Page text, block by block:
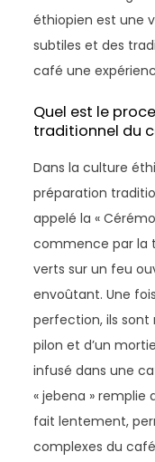
éthiopien est une
subtiles et des
café une
Quel est le
traditionnel du
Dans la culture
préparation
appelé la «
commence par la
verts sur un feu
envoûtant. Une
perfection, ils sont
pilon et d’un
infusé dans une
« jebena » remplie
fait lentement,
complexes du